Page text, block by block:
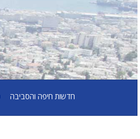
חדשות חיפה והסביבה